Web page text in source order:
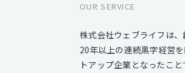
OUR SERVICE
株式会社ウェブライフは
20年以上の連続黒字経営
トアップ企業となったこ